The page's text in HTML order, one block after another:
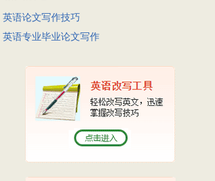
英语论文写作技巧
英语专业毕业论文写作